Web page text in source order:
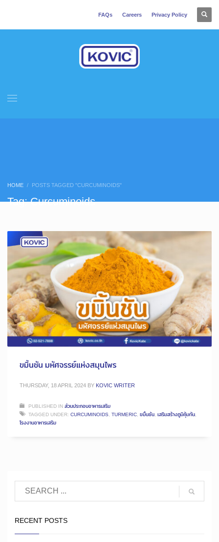
FAQs Careers Privacy Policy
HOME POSTS TAGGED "CURCUMINOIDS"
Tag: Curcuminoids
ขมิ้นชัน มหัศจรรย์แห่งสมุนไพร
THURSDAY, 18 APRIL 2024 BY KOVIC WRITER
PUBLISHED INส่วนประกอบอาหารเสริม
TAGGED UNDER: CURCUMINOIDS, TURMERIC, ขมิ้นชัน, เสริมสร้างภูมิคุ้มกัน,
โรงงานอาหารเสริม
RECENT POSTS